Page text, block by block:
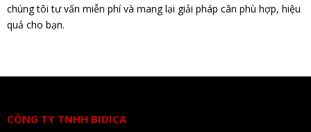
chúng tôi tư vấn miễn phí và mang lại giải pháp cân phù hợp, hiệu
quả cho bạn.
CÔNG TY TNHH BIDICA